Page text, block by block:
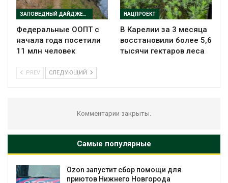
ЗАПОВЕДНЫЙ ДАЙДЖЕСТ
Федеральные ООПТ с
начала года посетили
11 млн человек
НАЦПРОЕКТ
В Карелии за 3 месяца
восстановили более 5,6
тысячи гектаров леса
PREV СЛЕДУЮЩИЙ
Комментарии закрыты.
Самые популярные
Ozon запустит сбор помощи для
приютов Нижнего Новгорода